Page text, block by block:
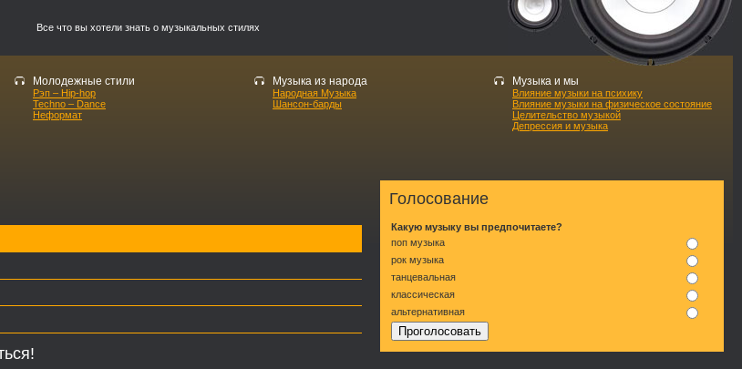
Все что вы хотели знать о музыкальных стилях
Молодежные стили
Рэп – Hip-hop
Techno – Dance
Неформат
Музыка из народа
Народная Музыка
Шансон-барды
Музыка и мы
Влияние музыки на психику
Влияние музыки на физическое состояние
Целительство музыкой
Депрессия и музыка
Голосование
Какую музыку вы предпочитаете?
поп музыка
рок музыка
танцевальная
классическая
альтернативная